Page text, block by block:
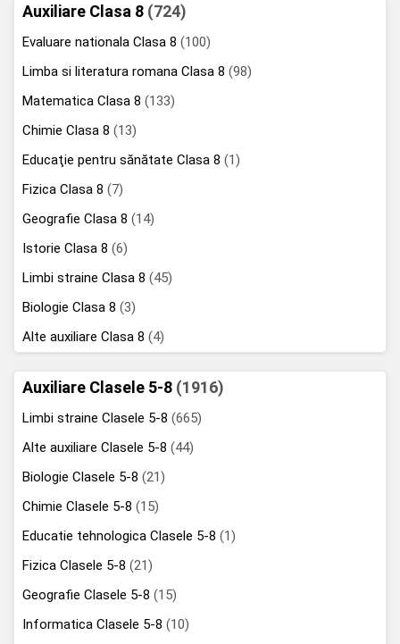
Auxiliare Clasa 8 (724)
Evaluare nationala Clasa 8 (100)
Limba si literatura romana Clasa 8 (98)
Matematica Clasa 8 (133)
Chimie Clasa 8 (13)
Educaţie pentru sănătate Clasa 8 (1)
Fizica Clasa 8 (7)
Geografie Clasa 8 (14)
Istorie Clasa 8 (6)
Limbi straine Clasa 8 (45)
Biologie Clasa 8 (3)
Alte auxiliare Clasa 8 (4)
Auxiliare Clasele 5-8 (1916)
Limbi straine Clasele 5-8 (665)
Alte auxiliare Clasele 5-8 (44)
Biologie Clasele 5-8 (21)
Chimie Clasele 5-8 (15)
Educatie tehnologica Clasele 5-8 (1)
Fizica Clasele 5-8 (21)
Geografie Clasele 5-8 (15)
Informatica Clasele 5-8 (10)